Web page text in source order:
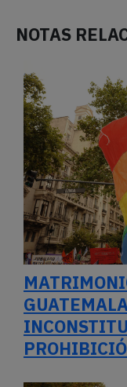
NOTAS